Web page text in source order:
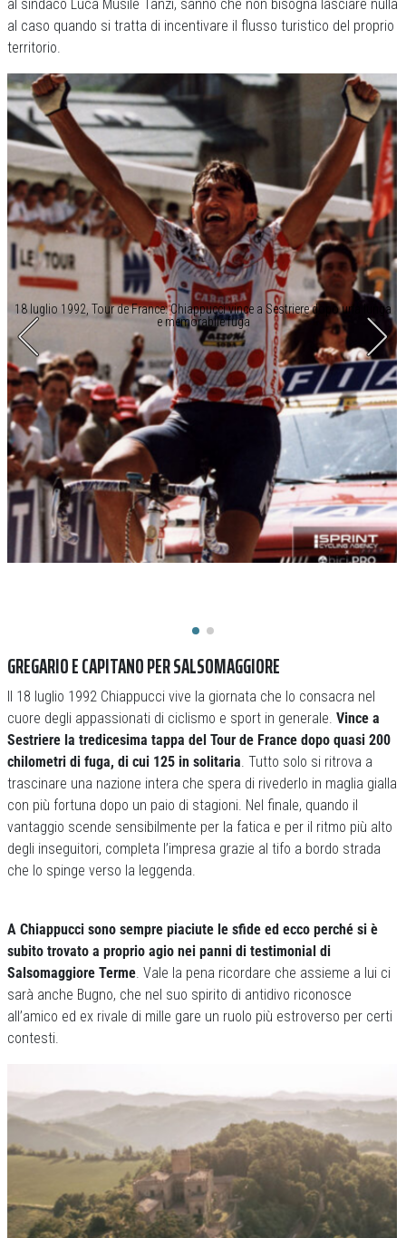
al sindaco Luca Musile Tanzi, sanno che non bisogna lasciare nulla
al caso quando si tratta di incentivare il flusso turistico del proprio
territorio.
18 luglio 1992, Tour de France: Chiappucci vince a Sestriere dopo una lunga
e memorabile fuga
GREGARIO E CAPITANO PER SALSOMAGGIORE
Il 18 luglio 1992 Chiappucci vive la giornata che lo consacra nel
cuore degli appassionati di ciclismo e sport in generale. Vince a
Sestriere la tredicesima tappa del Tour de France dopo quasi 200
chilometri di fuga, di cui 125 in solitaria. Tutto solo si ritrova a
trascinare una nazione intera che spera di rivederlo in maglia gialla
con più fortuna dopo un paio di stagioni. Nel finale, quando il
vantaggio scende sensibilmente per la fatica e per il ritmo più alto
degli inseguitori, completa l’impresa grazie al tifo a bordo strada
che lo spinge verso la leggenda.
A Chiappucci sono sempre piaciute le sfide ed ecco perché si è
subito trovato a proprio agio nei panni di testimonial di
Salsomaggiore Terme. Vale la pena ricordare che assieme a lui ci
sarà anche Bugno, che nel suo spirito di antidivo riconosce
all’amico ed ex rivale di mille gare un ruolo più estroverso per certi
contesti.